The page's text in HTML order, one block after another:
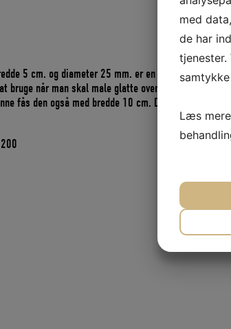
5 cm. og diameter 25 mm. er en god kvalitets
bruge når man skal male glatte overflade som
fås den også med bredde 10 cm. Denne rulle
med
de har
Læs